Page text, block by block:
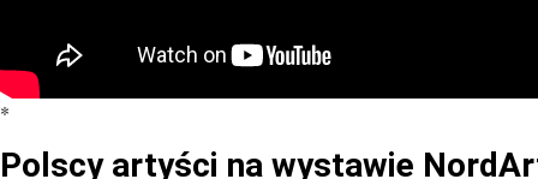
*
Polscy artyści na wystawie